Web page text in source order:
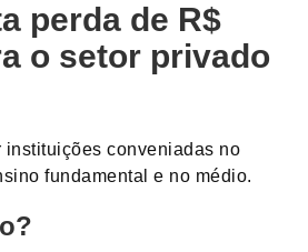
perda de R$
o setor privado
instituições conveniadas no
fundamental e no médio.